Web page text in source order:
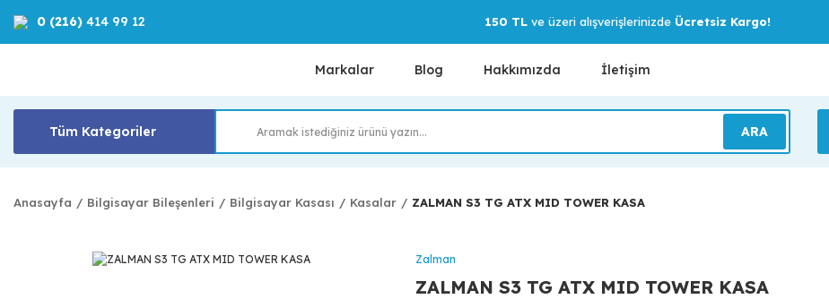
0 (216) 414 99 12 150 TLve üzeri alışverişlerinizde Ücretsiz Kargo!
Markalar Blog Hakkımızda İletişim
Tüm Kategoriler ARA
Anasayfa Bilgisayar Bileşenleri Bilgisayar Kasası Kasalar ZALMAN S3 TG ATX MID TOWER KASA
Zalman
ZALMAN S3 TG ATX MID TOWER KASA